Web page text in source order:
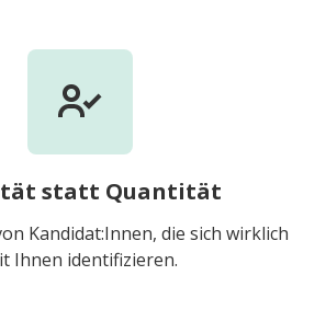
statt Quantität
Kandidat:Innen, die sich wirklich
Ihnen identifizieren.